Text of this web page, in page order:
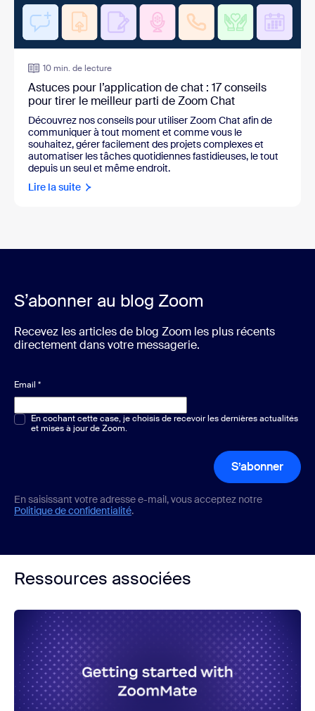
10 min. de lecture
Astuces pour l’application de chat : 17 conseils
pour tirer le meilleur parti de Zoom Chat
Découvrez nos conseils pour utiliser Zoom Chat afin de
communiquer à tout moment et comme vous le
souhaitez, gérer facilement des projets complexes et
automatiser les tâches quotidiennes fastidieuses, le tout
depuis un seul et même endroit.
Lire la suite
S’abonner au blog Zoom
Recevez les articles de blog Zoom les plus récents
directement dans votre messagerie.
Email *
Choix multiple ou unique*
En cochant cette case, je choisis de recevoir les dernières actualités
et mises à jour de Zoom.
S’abonner
En saisissant votre adresse e-mail, vous acceptez notre
Politique de confidentialité.
Ressources associées